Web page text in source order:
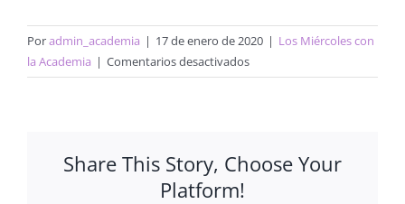
Poradmin_academia | 17 de enero de 2020 | Los Miércoles con
la Academia | Comentarios desactivadosen
Estrategias
afrontamiento
Share This Story, Choose Your
Platform!